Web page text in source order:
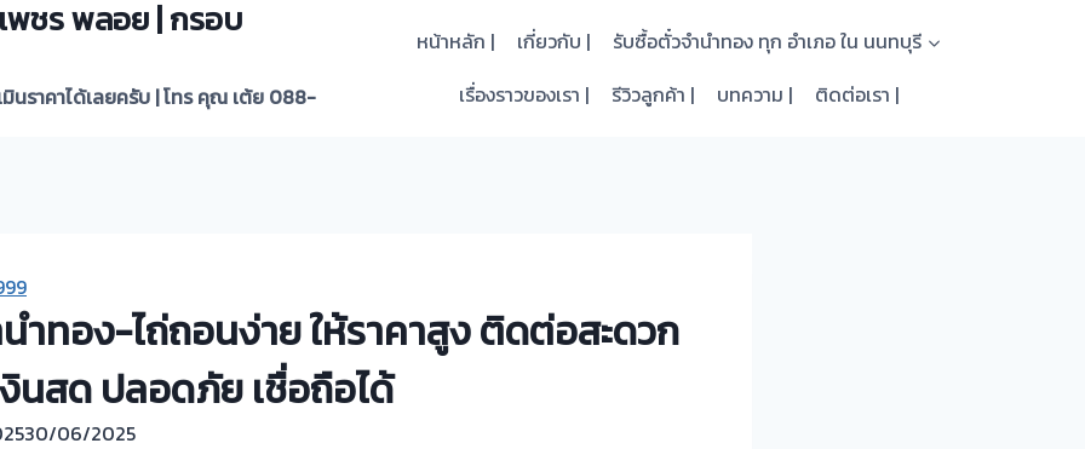
พชร พลอย | กรอบ
มินราคาได้เลยครับ | โทร คุณ เต้ย 088-
หน้าหลัก | เกี่ยวกับ |
รับซื้อตั๋วจำนำทอง ทุก อำเภอ ใน นนทบุรี
เรื่องราวของเรา |
รีวิวลูกค้า | บทความ | ติดต่อเรา |
ำทอง-ไถ่ถอนง่าย ให้ราคาสูง ติดต่อสะดวก
นสด ปลอดภัย เชื่อถือได้
30/06/2025